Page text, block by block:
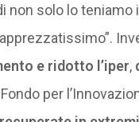
non solo lo
e ridotto l’iper,
per